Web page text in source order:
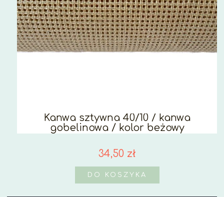
Kanwa sztywna 40/10 / kanwa
gobelinowa / kolor beżowy
34,50 zł
DO KOSZYKA